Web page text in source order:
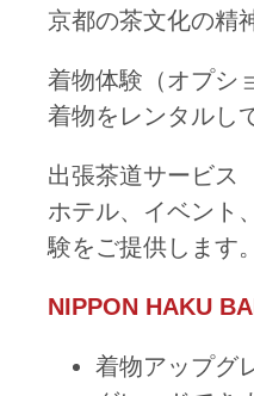
京都の茶文化の精
着物体験（オプシ
着物をレンタルし
出張茶道サービス
ホテル、イベント
験をご提供します。
NIPPON HAKU
着物アップグ